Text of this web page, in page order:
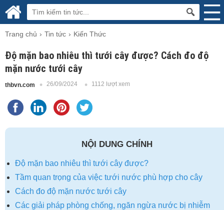
Trang chủ Tin tức Kiến Thức
Độ mặn bao nhiêu thì tưới cây được? Cách đo độ
mặn nước tưới cây
thbvn.com 26/09/2024 1112 lượt xem
NỘI DUNG CHÍNH
Độ mặn bao nhiêu thì tưới cây được?
Tầm quan trọng của việc tưới nước phù hợp cho cây
Cách đo độ mặn nước tưới cây
Các giải pháp phòng chống, ngăn ngừa nước bị nhiễm